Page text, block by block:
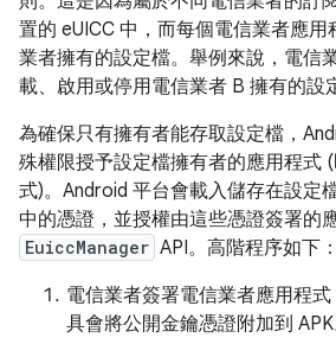
置的 eUICC 中，而每個電信業者應
業者擁有的設定檔。舉例來說，電信
載、啟用或停用電信業者 B 擁有的設
為確保只有擁有者能存取設定檔，
殊權限授予設定檔擁有者的應用程式
式)。Android 平台會載入儲存在設定
中的憑證，並授權由這些憑證簽署的
EuiccManager API。高階程序如下：
電信業者簽署電信業者應用程式
具會將公開金鑰憑證附加到 APK